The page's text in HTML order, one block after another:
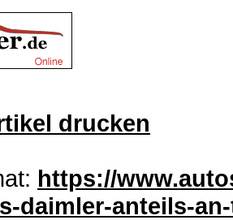
drucken
https://
daimler-anteils-